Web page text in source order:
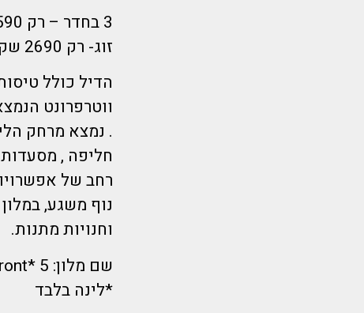
3 בחדר – רק 2590 שקלים לאדם!!
זוג- רק 2690 שקלים לאדם!!
ווטרפרונט
. נמצא מרחק
חליפה , מסעדות
רחב של
נוף משגע,
וחנויות מתנות.
שם מלון: 5 *Radisson Blu Hotel, Dubai Waterfront
*לינה בלבד